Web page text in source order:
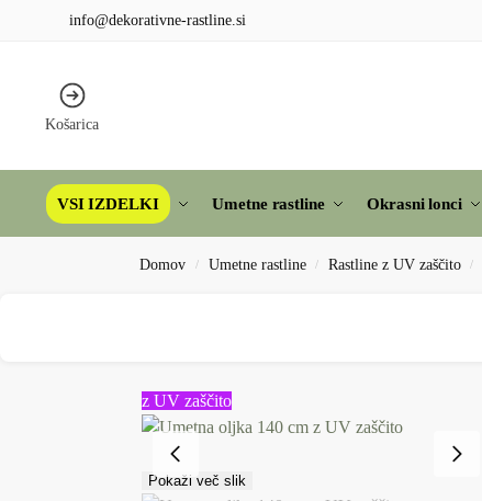
info@dekorativne-rastline.si
Košarica
VSI IZDELKI Umetne rastline Okrasni lonci
Domov / Umetne rastline / Rastline z UV zaščito /
z UV zaščito
Pokaži več slik